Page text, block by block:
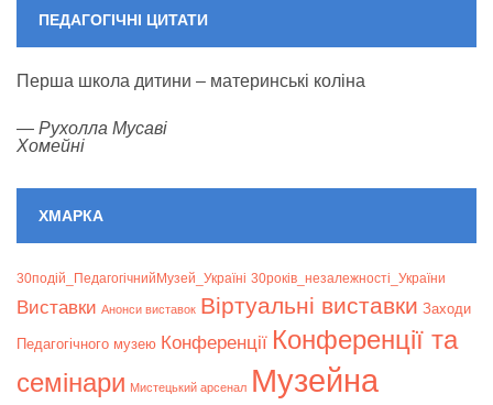
ПЕДАГОГІЧНІ ЦИТАТИ
Перша школа дитини – материнські коліна
— Рухолла Мусаві
Хомейні
ХМАРКА
30подій_ПедагогічнийМузей_Україні 30років_незалежності_України
Bиставки Анонси виставок Віртуальні виставки Заходи
Педагогічного музею Конференції Конференції та
семінари Мистецький арсенал Музейна